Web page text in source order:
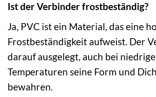
Ist der Verbinder frostbeständig?
Ja, PVC ist ein Material, das eine
Frostbeständigkeit aufweist. Der
darauf ausgelegt, auch bei
Temperaturen seine Form und
bewahren.